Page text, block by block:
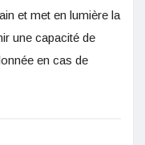
et met en lumière la
une capacité de
en cas de